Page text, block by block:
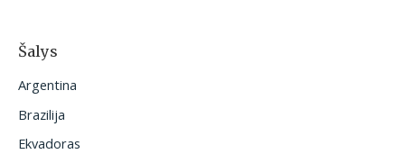
Šalys
Argentina
Brazilija
Ekvadoras